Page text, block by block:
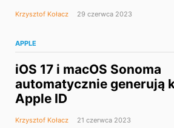
Krzysztof Kołacz 29 czerwca 2023
APPLE
iOS 17 i macOS Sonoma
automatycznie generują
Apple ID
Krzysztof Kołacz 21 czerwca 2023